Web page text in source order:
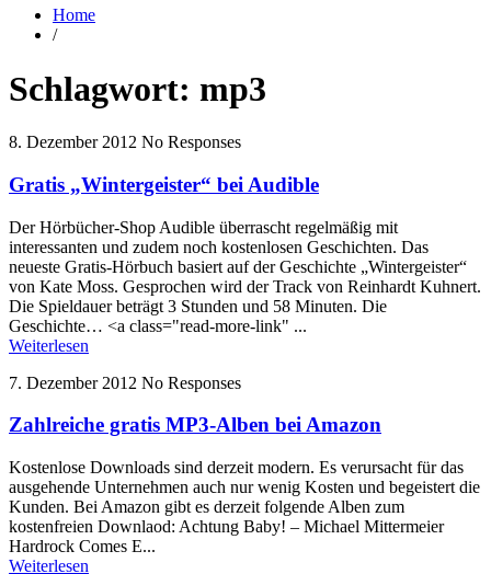
Home
/
Schlagwort: mp3
8. Dezember 2012 No Responses
Gratis „Wintergeister“ bei Audible
Der Hörbücher-Shop Audible überrascht regelmäßig mit
interessanten und zudem noch kostenlosen Geschichten. Das
neueste Gratis-Hörbuch basiert auf der Geschichte „Wintergeister“
von Kate Moss. Gesprochen wird der Track von Reinhardt Kuhnert.
Die Spieldauer beträgt 3 Stunden und 58 Minuten. Die
Geschichte… <a class="read-more-link" ...
Weiterlesen
7. Dezember 2012 No Responses
Zahlreiche gratis MP3-Alben bei Amazon
Kostenlose Downloads sind derzeit modern. Es verursacht für das
ausgehende Unternehmen auch nur wenig Kosten und begeistert die
Kunden. Bei Amazon gibt es derzeit folgende Alben zum
kostenfreien Downlaod: Achtung Baby! – Michael Mittermeier
Hardrock Comes E...
Weiterlesen